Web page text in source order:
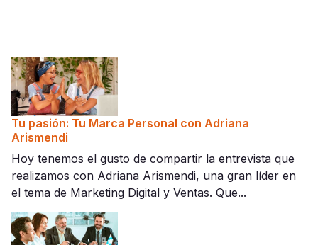
Tu pasión: Tu Marca Personal con Adriana
Arismendi
Hoy tenemos el gusto de compartir la entrevista que
realizamos con Adriana Arismendi, una gran líder en
el tema de Marketing Digital y Ventas. Que...